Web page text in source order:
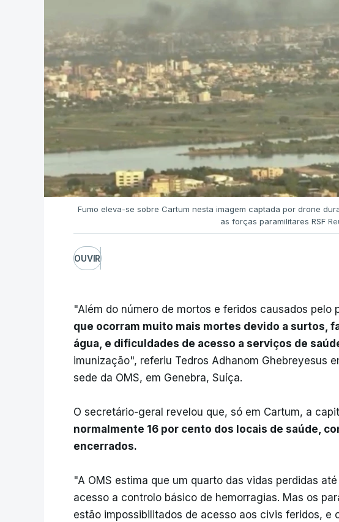
Fumo eleva-se sobre Cartum nesta imagem captada por drone
as forças paramilitares RSF
OUVIR
"Além do número de mortos e feridos causados pelo
que ocorram muito mais mortes devido a surtos,
água, e dificuldades de acesso a serviços de
imunização", referiu Tedros Adhanom Ghebreyesus
sede da OMS, em Genebra, Suíça.
O secretário-geral revelou que, só em Cartum, a
normalmente 16 por cento dos locais de saúde,
encerrados.
"A OMS estima que um quarto das vidas perdidas
acesso a controlo básico de hemorragias. Mas os
estão impossibilitados de acesso aos civis feridos, e